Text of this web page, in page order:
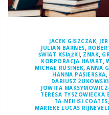
JACEK GISZCZAK,
JULIAN BARNES,
ŚWIAT KSIĄŻKI, ZNAK,
KORPORACJA HA!ART ,
MICHAŁ RUSINEK,ANNA
HANNA PASIERSKA,
DARIUSZ ŻUKOWSKI
JOWITA
TERESA TYSZOWIECKA
TA-NEHISI COATES,
MARIEKE LUCAS